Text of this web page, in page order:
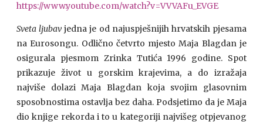
https://www.youtube.com/watch?v=VVVAFu_EVGE
Sveta ljubav jedna je od najuspješnijih hrvatskih pjesama
na Eurosongu. Odlično četvrto mjesto Maja Blagdan je
osigurala pjesmom Zrinka Tutića 1996 godine. Spot
prikazuje život u gorskim krajevima, a do izražaja
najviše dolazi Maja Blagdan koja svojim glasovnim
sposobnostima ostavlja bez daha. Podsjetimo da je Maja
dio knjige rekorda i to u kategoriji najvišeg otpjevanog